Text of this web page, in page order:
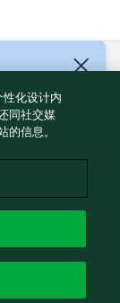
限公司 版权所有
化设计内
同社交媒
的信息。